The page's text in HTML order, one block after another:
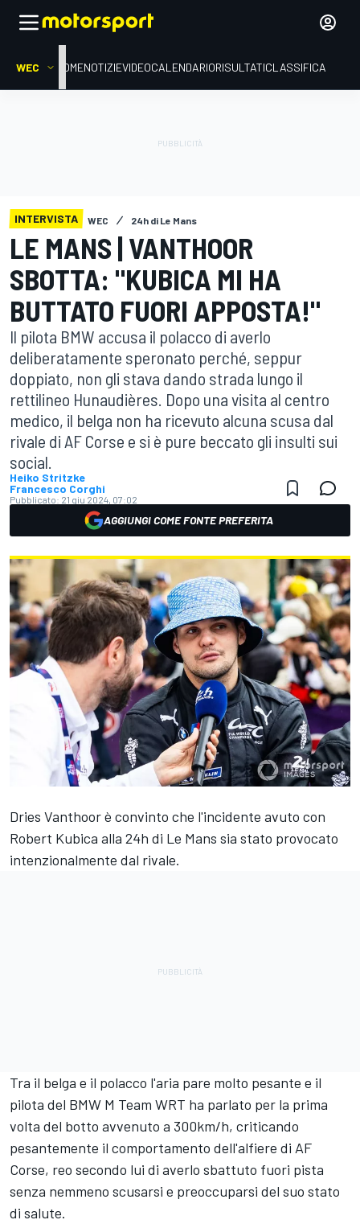
WEC HOMENOTIZIEVIDEOCALENDARIORISULTATICLASSIFICA
INTERVISTA WEC 24h di Le Mans
LE MANS | VANTHOOR
SBOTTA: "KUBICA MI HA
BUTTATO FUORI APPOSTA!"
Il pilota BMW accusa il polacco di averlo
deliberatamente speronato perché, seppur
doppiato, non gli stava dando strada lungo il
rettilineo Hunaudières. Dopo una visita al centro
medico, il belga non ha ricevuto alcuna scusa dal
rivale di AF Corse e si è pure beccato gli insulti sui
social.
Heiko Stritzke
Francesco Corghi
Pubblicato: 21 giu 2024, 07:02
AGGIUNGI COME FONTE PREFERITA
Dries Vanthoor è convinto che l'incidente avuto con
Robert Kubica alla 24h di Le Mans sia stato provocato
intenzionalmente dal rivale.
Tra il belga e il polacco l'aria pare molto pesante e il
pilota del BMW M Team WRT ha parlato per la prima
volta del botto avvenuto a 300km/h, criticando
pesantemente il comportamento dell'alfiere di AF
Corse, reo secondo lui di averlo sbattuto fuori pista
senza nemmeno scusarsi e preoccuparsi del suo stato
di salute.